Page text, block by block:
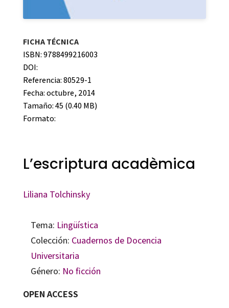
FICHA TÉCNICA
ISBN: 9788499216003
DOI:
Referencia: 80529-1
Fecha: octubre, 2014
Tamaño: 45 (0.40 MB)
Formato:
L’escriptura acadèmica
Liliana Tolchinsky
Tema: Lingüística
Colección: Cuadernos de Docencia
Universitaria
Género: No ficción
OPEN ACCESS